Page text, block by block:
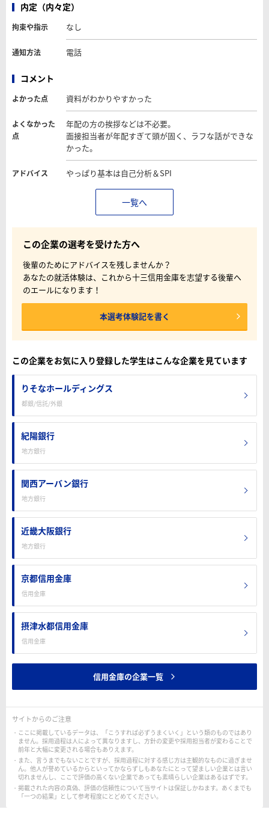
内定（内々定）
拘束や指示 なし
通知方法 電話
コメント
よかった点 資料がわかりやすかった
よくなかった
点
年配の方の挨拶などは不必要。
面接担当者が年配すぎて頭が固く、ラフな話ができな
かった。
アドバイス やっぱり基本は自己分析＆SPI
一覧へ
この企業の選考を受けた方へ
後輩のためにアドバイスを残しませんか？
あなたの就活体験は、これから十三信用金庫を志望する後輩へ
のエールになります！
本選考体験記を書く
この企業をお気に入り登録した学生はこんな企業を見ています
りそなホールディングス
都銀/信託/外銀
紀陽銀行
地方銀行
関西アーバン銀行
地方銀行
近畿大阪銀行
地方銀行
京都信用金庫
信用金庫
摂津水都信用金庫
信用金庫
信用金庫の企業一覧
サイトからのご注意
ここに掲載しているデータは、「こうすれば必ずうまくいく」という類のものではあり
ません。採用過程は人によって異なりますし、方針の変更や採用担当者が変わることで
前年と大幅に変更される場合もありえます。
また、言うまでもないことですが、採用過程に対する感じ方は主観的なものに過ぎませ
ん。他人が誉めているからといってかならずしもあなたにとって望ましい企業とは言い
切れませんし、ここで評価の高くない企業であっても素晴らしい企業はあるはずです。
掲載された内容の真偽、評価の信頼性について当サイトは保証しかねます。あくまでも
「一つの結果」として参考程度にとどめてください。